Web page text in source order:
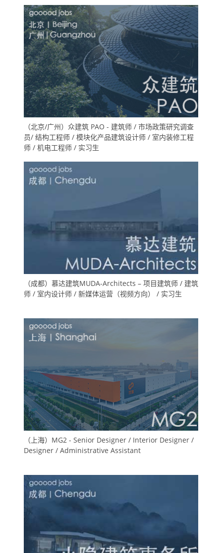
（北京/广州）众建筑 PAO - 建筑师 / 市场政策研究调查
员/ 结构工程师 / 模块化产品建筑设计师 / 室内装修工程
师 / 机电工程师 / 实习生
（成都）慕达建筑MUDA-Architects – 项目建筑师 / 建筑
师 / 室内设计师 / 新媒体运营（视频方向） / 实习生
（上海）MG2 - Senior Designer / Interior Designer /
Designer / Administrative Assistant